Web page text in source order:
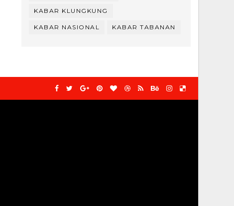
KABAR KLUNGKUNG
KABAR NASIONAL KABAR TABANAN